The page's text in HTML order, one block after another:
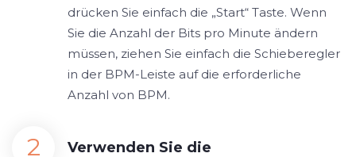
drücken Sie einfach die „Start“ Taste. Wenn
Sie die Anzahl der Bits pro Minute ändern
müssen, ziehen Sie einfach die Schieberegler
in der BPM-Leiste auf die erforderliche
Anzahl von BPM.
Verwenden Sie die